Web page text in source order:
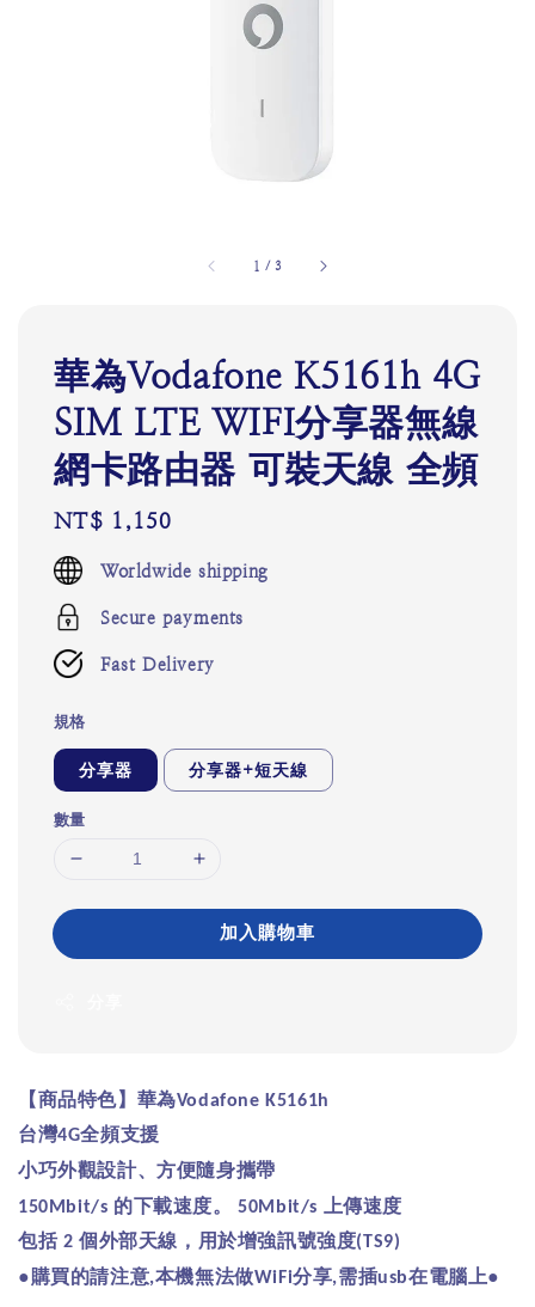
1 /3
華為Vodafone K5161h 4G
SIM LTE WIFI分享器無線
網卡路由器 可裝天線 全頻
Regular
price
NT$ 1,150
Worldwide shipping
Secure payments
Fast Delivery
規格
分享器 分享器+短天線
數量
加入購物車
【商品特色】華為Vodafone K5161h
台灣4G全頻支援
小巧外觀設計、方便隨身攜帶
150Mbit/s 的下載速度。 50Mbit/s
上傳速度
包括2個外部天線，用於增強訊號強度(TS9)
●購買的請注意,本機無法做WiFi分享,需插usb在電腦上●